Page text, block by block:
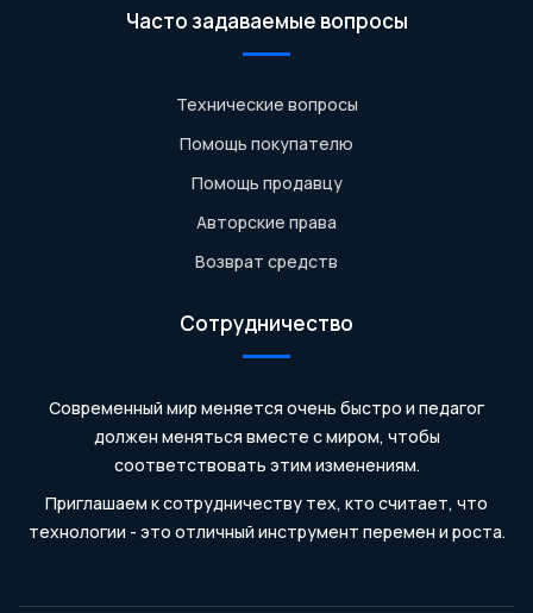
Часто задаваемые вопросы
Технические вопросы
Помощь покупателю
Помощь продавцу
Авторские права
Возврат средств
Сотрудничество
Современный мир меняется очень быстро и педагог
должен меняться вместе с миром, чтобы
соответствовать этим изменениям.
Приглашаем к сотрудничеству тех, кто считает, что
технологии - это отличный инструмент перемен и роста.